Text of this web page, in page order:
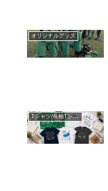
オリジナルグッズ
Tシャツ/長袖Tシャツ